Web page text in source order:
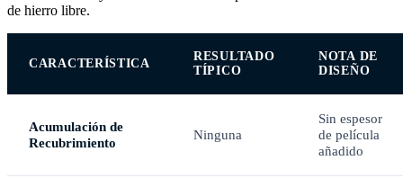
de hierro libre.
CARACTERÍSTICA
RESULTADO
TÍPICO
NOTA DE
DISEÑO
Acumulación de
Recubrimiento
Ninguna
Sin espesor
de película
añadido